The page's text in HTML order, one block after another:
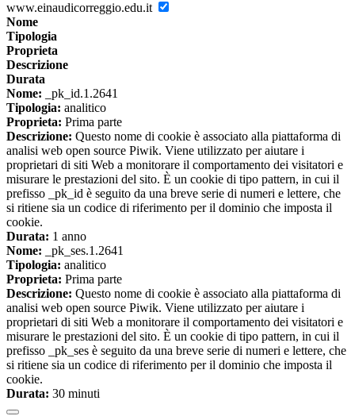
www.einaudicorreggio.edu.it
Nome
Tipologia
Proprieta
Descrizione
Durata
Nome: _pk_id.1.2641
Tipologia: analitico
Proprieta: Prima parte
Descrizione: Questo nome di cookie è associato alla piattaforma di
analisi web open source Piwik. Viene utilizzato per aiutare i
proprietari di siti Web a monitorare il comportamento dei visitatori e
misurare le prestazioni del sito. È un cookie di tipo pattern, in cui il
prefisso _pk_id è seguito da una breve serie di numeri e lettere, che
si ritiene sia un codice di riferimento per il dominio che imposta il
cookie.
Durata: 1 anno
Nome: _pk_ses.1.2641
Tipologia: analitico
Proprieta: Prima parte
Descrizione: Questo nome di cookie è associato alla piattaforma di
analisi web open source Piwik. Viene utilizzato per aiutare i
proprietari di siti Web a monitorare il comportamento dei visitatori e
misurare le prestazioni del sito. È un cookie di tipo pattern, in cui il
prefisso _pk_ses è seguito da una breve serie di numeri e lettere, che
si ritiene sia un codice di riferimento per il dominio che imposta il
cookie.
Durata: 30 minuti